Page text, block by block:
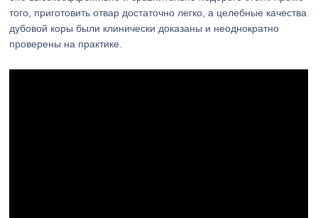
того, приготовить отвар достаточно легко, а целебные качества
дубовой коры были клинически доказаны и неоднократно
проверены на практике.